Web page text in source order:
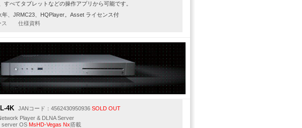
すべてタブレットなどの操作アプリから可能です。
年 、JRMC23、HQPlayer。Asset ライセンス付
ス 仕様資料
4K JANコード：4562430950936 SOLD OUT
Player & DLNA Server
server OS MsHD-Vegas Nx搭載